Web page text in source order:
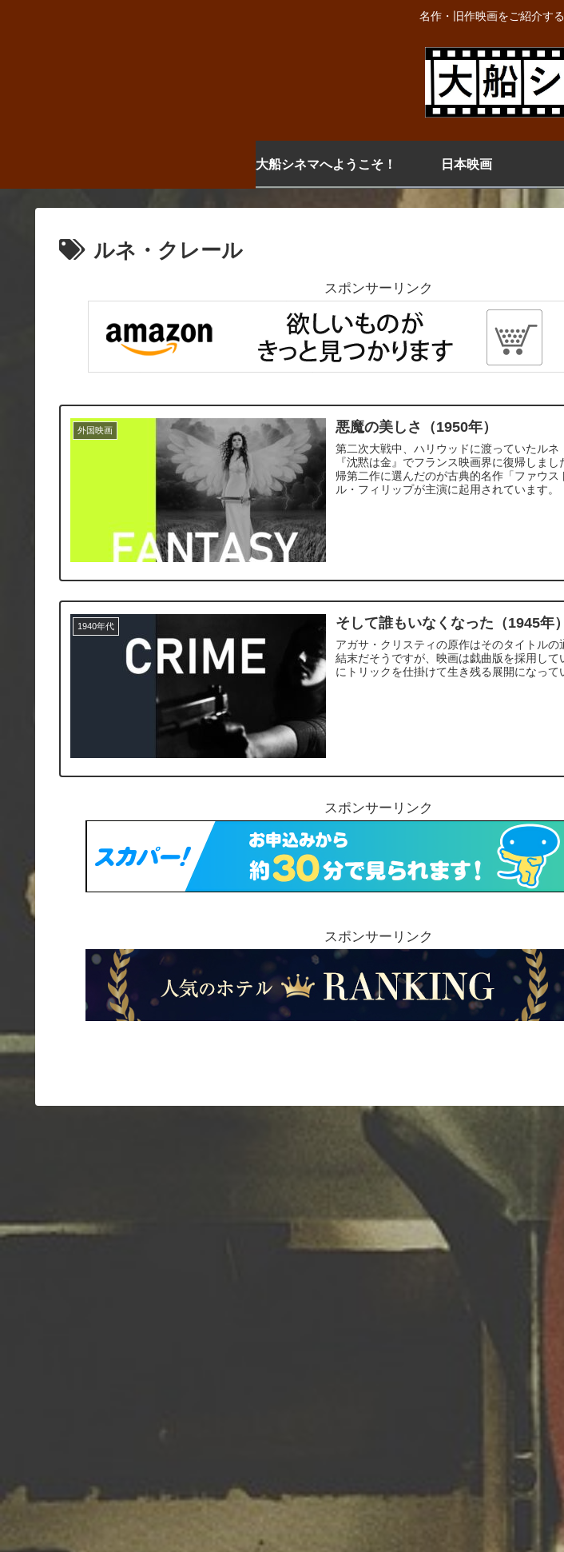
名作・旧作映画をご紹介す
大船シネマへようこそ！ 日本映画
ルネ・クレール
スポンサーリンク
外国映画 悪魔の美しさ（1950年）
第二次大戦中、ハリウッドに渡っていたル
『沈黙は金』でフランス映画界に復帰しま
帰第二作に選んだのが古典的名作「ファウス
ル・フィリップが主演に起用されています。
1940年代 そして誰もいなくなった（1945年）
アガサ・クリスティの原作はそのタイトルの
結末だそうですが、映画は戯曲版を採用して
にトリックを仕掛けて生き残る展開になって
スポンサーリンク
スポンサーリンク